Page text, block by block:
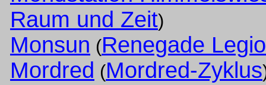
Raum und Zeit)
Monsun (Renegade
Mordred (Mordred-Zyklus